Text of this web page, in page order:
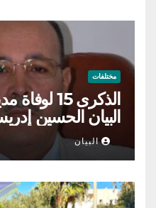
مختلفات
الذكرى 15
البيان الحسين
عاش شامخا ورحل
البيان